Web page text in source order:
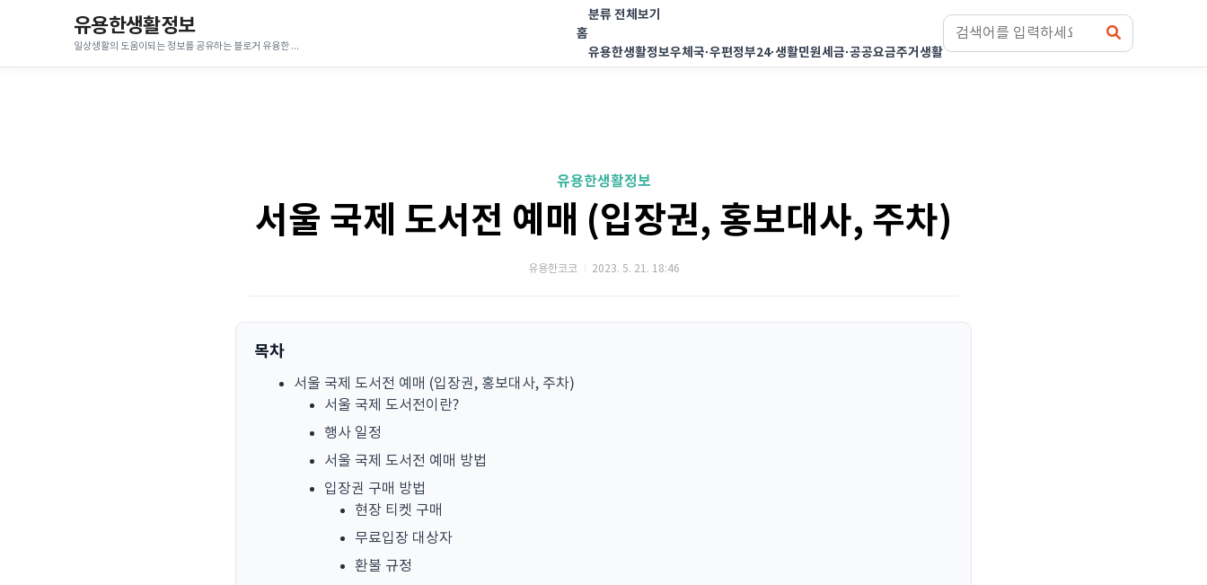
유용한생활정보
일상생활의 도움이되는 정보를 공유하는 블로거 유융한 코코입니다.
홈
분류 전체보기
유용한생활정보우체국·우편정부24·생활민원세금·공공요금주거생활
유용한생활정보
서울 국제 도서전 예매 (입장권, 홍보대사, 주차)
유용한코코 2023. 5. 21. 18:46
목차
서울 국제 도서전 예매 (입장권, 홍보대사, 주차)
서울 국제 도서전이란?
행사 일정
서울 국제 도서전 예매 방법
입장권 구매 방법
현장 티켓 구매
무료입장 대상자
환불 규정